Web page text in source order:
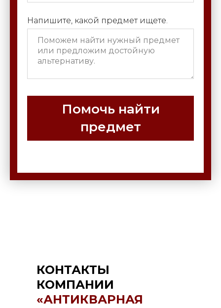
Напишите, какой предмет ищете.
Помочь найти
предмет
КОНТАКТЫ
КОМПАНИИ
«АНТИКВАРНАЯ